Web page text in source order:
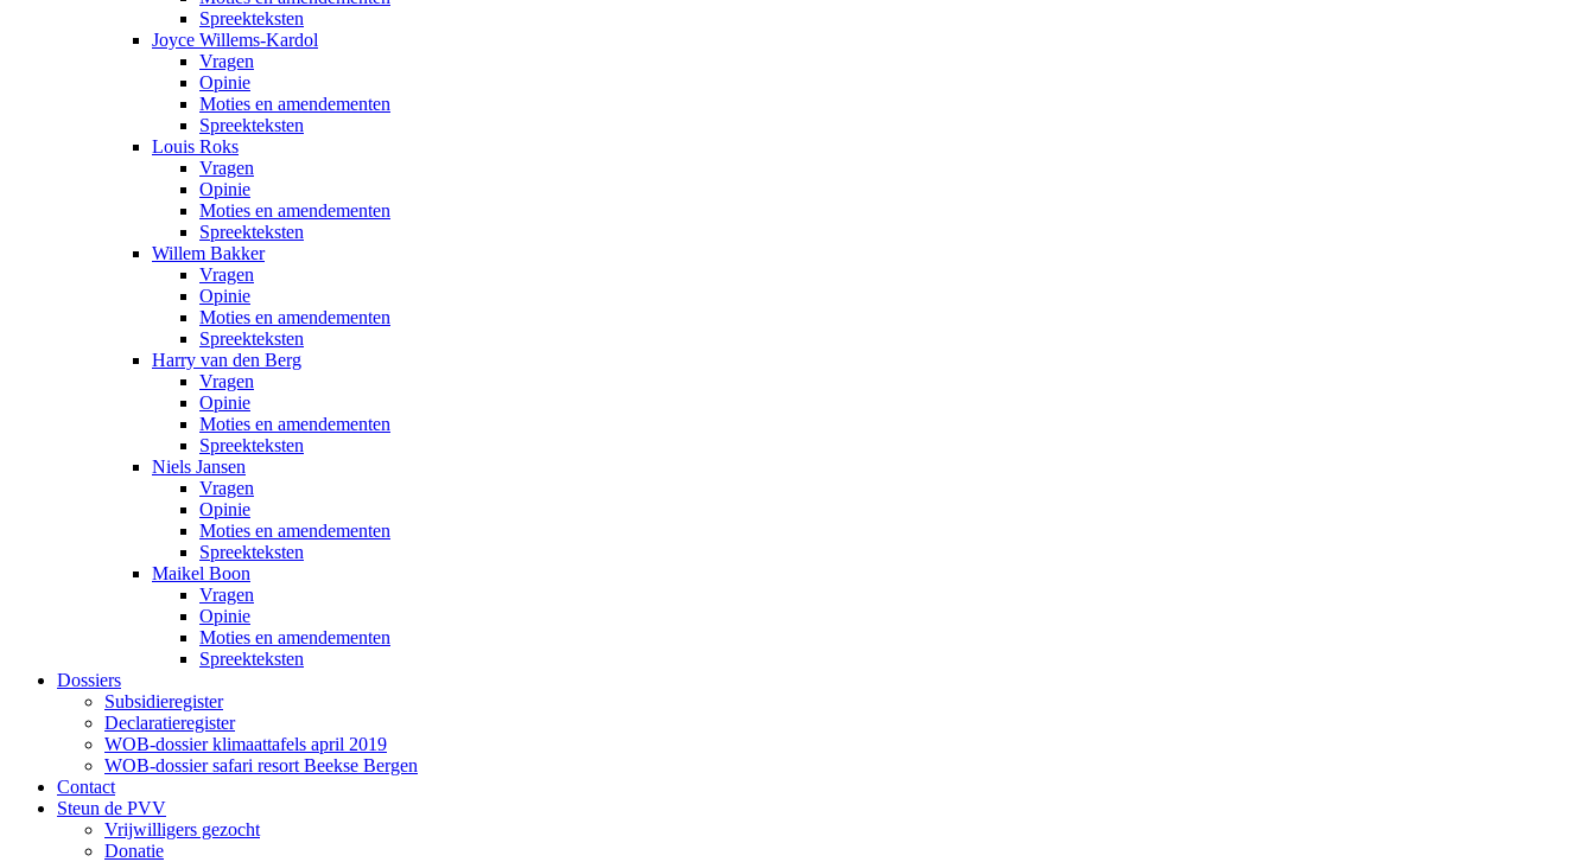
Spreekteksten
Joyce Willems-Kardol
Vragen
Opinie
Moties en amendementen
Spreekteksten
Louis Roks
Vragen
Opinie
Moties en amendementen
Spreekteksten
Willem Bakker
Vragen
Opinie
Moties en amendementen
Spreekteksten
Harry van den Berg
Vragen
Opinie
Moties en amendementen
Spreekteksten
Niels Jansen
Vragen
Opinie
Moties en amendementen
Spreekteksten
Maikel Boon
Vragen
Opinie
Moties en amendementen
Spreekteksten
Dossiers
Subsidieregister
Declaratieregister
WOB-dossier klimaattafels april 2019
WOB-dossier safari resort Beekse Bergen
Contact
Steun de PVV
Vrijwilligers gezocht
Donatie